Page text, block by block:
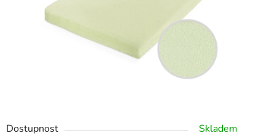
Dostupnost
Skladem